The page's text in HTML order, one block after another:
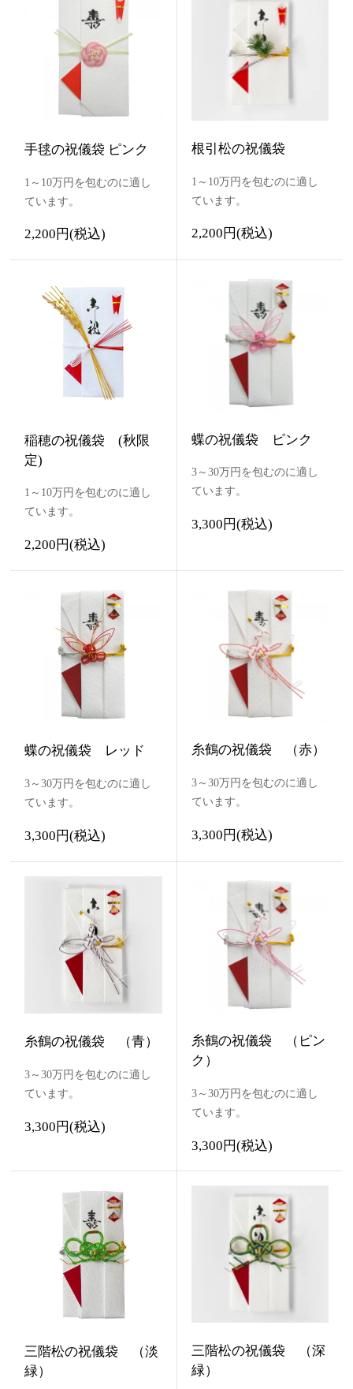
手毬の祝儀袋 ピンク
1～10万円を包むのに適し
ています。
2,200円(税込)
根引松の祝儀袋
1～10万円を包むのに適し
ています。
2,200円(税込)
稲穂の祝儀袋 (秋限
定)
1～10万円を包むのに適し
ています。
2,200円(税込)
蝶の祝儀袋 ピンク
3～30万円を包むのに適し
ています。
3,300円(税込)
蝶の祝儀袋 レッド
3～30万円を包むのに適し
ています。
3,300円(税込)
糸鶴の祝儀袋 （赤）
3～30万円を包むのに適し
ています。
3,300円(税込)
糸鶴の祝儀袋 （青）
3～30万円を包むのに適し
ています。
3,300円(税込)
糸鶴の祝儀袋 （ピン
ク）
3～30万円を包むのに適し
ています。
3,300円(税込)
三階松の祝儀袋 （淡
緑）
三階松の祝儀袋 （深
緑）